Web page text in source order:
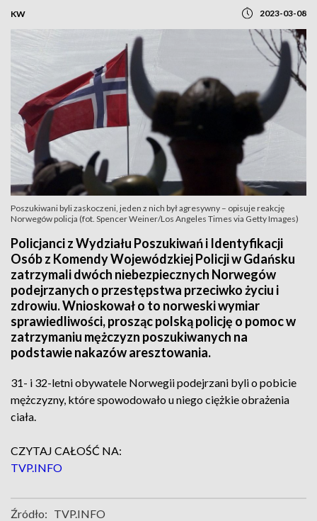
KW 2023-03-08
Poszukiwani byli zaskoczeni, jeden z nich był agresywny – opisuje reakcję
Norwegów policja (fot. Spencer Weiner/Los Angeles Times via Getty Images)
Policjanci z Wydziału Poszukiwań i Identyfikacji
Osób z Komendy Wojewódzkiej Policji w Gdańsku
zatrzymali dwóch niebezpiecznych Norwegów
podejrzanych o przestępstwa przeciwko życiu i
zdrowiu. Wnioskował o to norweski wymiar
sprawiedliwości, prosząc polską policję o pomoc w
zatrzymaniu mężczyzn poszukiwanych na
podstawie nakazów aresztowania.
31- i 32-letni obywatele Norwegii podejrzani byli o pobicie
mężczyzny, które spowodowało u niego ciężkie obrażenia
ciała.
CZYTAJ CAŁOŚĆ NA:
TVP.INFO
Źródło: TVP.INFO